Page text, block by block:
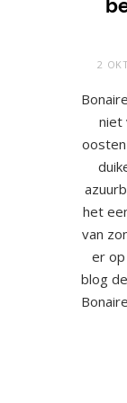
2
niet
het
van
er
blog